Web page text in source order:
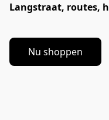
Langstraat, routes,
Nu shoppen